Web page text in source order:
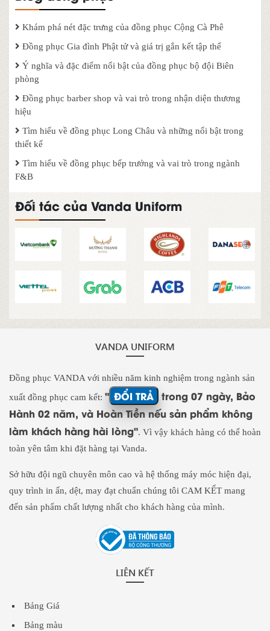
Khám phá nét đặc trưng của đồng phục Cộng Cà Phê
Đồng phục Gia đình Phật tử và giá trị gắn kết tập thể
Ý nghĩa và đặc điểm nổi bật của đồng phục bộ đội Biên
phòng
Đồng phục barber shop và vai trò trong nhận diện thương
hiệu
Tìm hiểu về đồng phục Long Châu và những nổi bật trong
thiết kế
Tìm hiểu về đồng phục bếp trưởng và vai trò trong ngành
F&B
Đối tác của Vanda Uniform
VANDA UNIFORM
Đồng phục VANDA với nhiều năm kinh nghiệm trong ngành sản
xuất đồng phục cam kết: " ĐỔI TRẢ trong 07 ngày, Bảo
Hành 02 năm, và Hoàn Tiền nếu sản phẩm không
làm khách hàng hài lòng". Vì vậy khách hàng có thể hoàn
toàn yên tâm khi đặt hàng tại Vanda.
Sở hữu đội ngũ chuyên môn cao và hệ thống máy móc hiện đại,
quy trình in ấn, dệt, may đạt chuẩn chúng tôi CAM KẾT mang
đến sản phẩm chất lượng nhất cho khách hàng của mình.
LIÊN KẾT
Bảng Giá
Bảng màu